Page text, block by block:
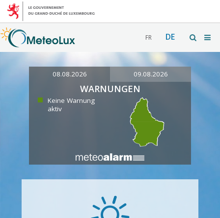
FR DE
08.08.2026 09.08.2026
WARNUNGEN
Keine Warnung
aktiv